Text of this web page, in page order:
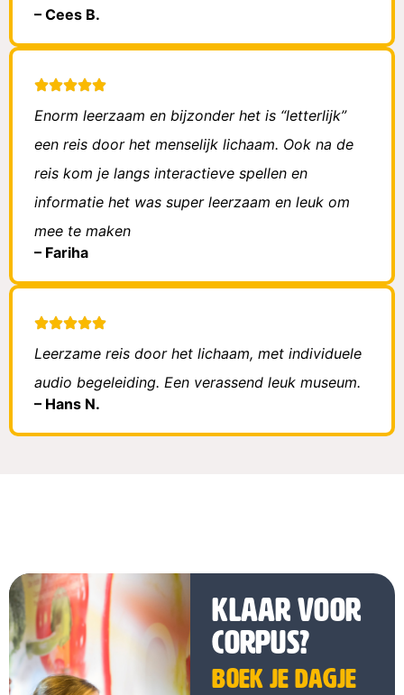
– Cees B.
Enorm leerzaam en bijzonder het is “letterlijk”
een reis door het menselijk lichaam. Ook na de
reis kom je langs interactieve spellen en
informatie het was super leerzaam en leuk om
mee te maken
– Fariha
Leerzame reis door het lichaam, met individuele
audio begeleiding. Een verassend leuk museum.
– Hans N.
Klaar voor
CORPUS?
Boek je dagje